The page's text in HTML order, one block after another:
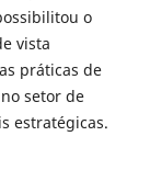
o
vista
práticas de
setor de
estratégicas.